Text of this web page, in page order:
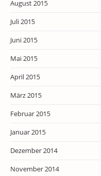
August 2015
Juli 2015
Juni 2015
Mai 2015
April 2015
März 2015
Februar 2015
Januar 2015
Dezember 2014
November 2014